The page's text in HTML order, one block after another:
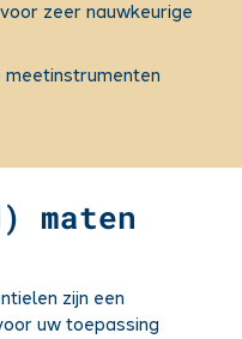
zeer nauwkeurige
maten
zijn een
uw toepassing